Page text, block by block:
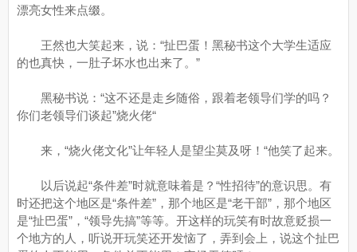
漂亮女性来点缀。
王然也大笑起来，说：“扯巴蛋！黑秘书这个大学生适应
的也真快，一肚子坏水也出来了。”
黑秘书说：“这不还是走乡随俗，跟着老领导们学的吗？
你们老领导们谈起”烧火佬“
来，“烧火佬文化”让年轻人是望尘莫及呀！“他笑了起来。
以后说起“条件差”时就意味着是？“性招待”的意识思。有
时还把这个地区是“条件差”，那个地区是“老干部”，那个地区
是“扯巴蛋”，“领导先搞”等等。开这样的玩笑有时故意贬损一
个地方的人，听说开玩笑还开发恼了，弄到会上，说这个扯巴